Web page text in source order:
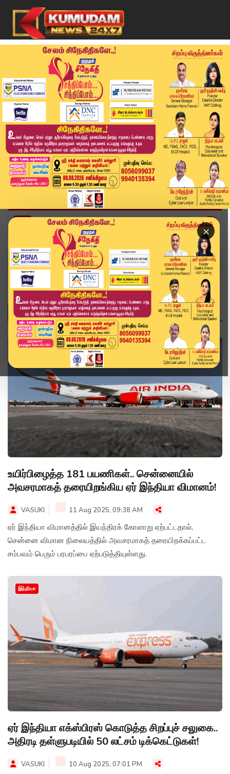
×
Home Topics
தமிழ்நாடு
உயிர்பிழைத்த 181 பயணிகள்.. சென்னையில்
அவசரமாகத் தரையிறங்கிய ஏர் இந்தியா விமானம்!
VASUKI 11 Aug 2025, 09:38 AM
ஏர் இந்தியா விமானத்தில் இயந்திரக் கோளாறு ஏற்பட்டதால்,
சென்னை விமான நிலையத்தில் அவசரமாகத் தரையிறக்கப்பட்ட
சம்பவம் பெரும் பரபரப்பை ஏற்படுத்தியுள்ளது.
இந்தியா
ஏர் இந்தியா எக்ஸ்பிரஸ் கொடுத்த சிறப்புச் சலுகை..
அதிரடி தள்ளுபடியில் 50 லட்சம் டிக்கெட்டுகள்!
VASUKI 10 Aug 2025, 07:01 PM